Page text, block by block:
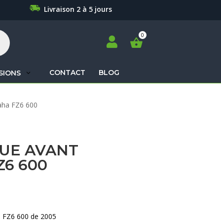
Livraison 2 à 5 jours

CONTACT BLOG
FZ6 600
AVANT
600
600 de 2005